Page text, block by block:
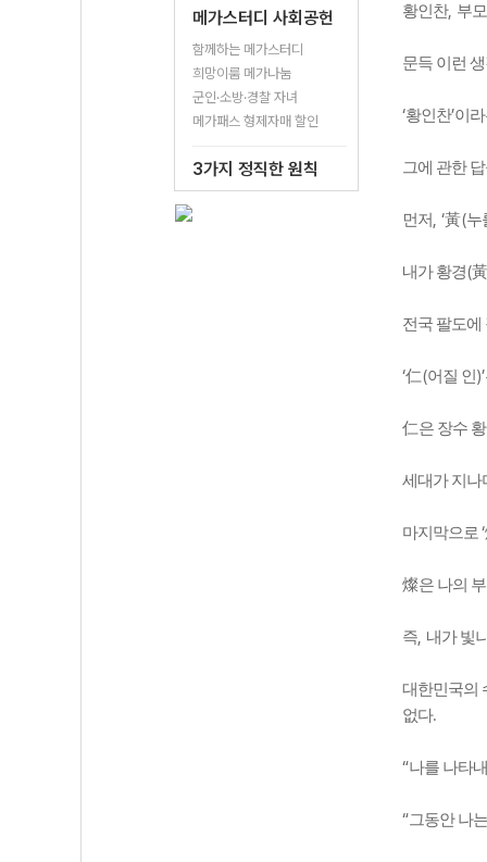
메가스터디 사회공헌
함께하는 메가스터디
희망이룸 메가나눔
군인·소방·경찰 자녀
메가패스 형제자매 할인
3가지 정직한 원칙
황인찬, 부
문득 이런
‘황인찬’이
그에 관한
먼저, ‘黃(누
내가 황경(
전국 팔도에
‘仁(어질 인 )’
仁은 장수
세대가 지
마지막으로 ‘
燦은 나의
즉, 내가 빛
대한민국의
없다.
“나를 나타
“그동안 나